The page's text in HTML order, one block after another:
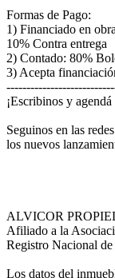
Formas de Pago:
1) Financiado en
10% Contra entrega
2) Contado: 80%
3) Acepta
¡Escribinos y
Seguinos en las
los nuevos
ALVICOR
Afiliado a la
Registro Nacional
Los datos del